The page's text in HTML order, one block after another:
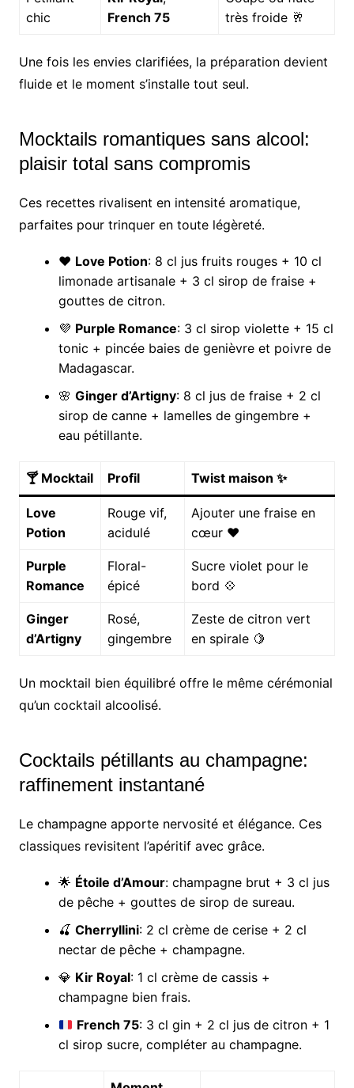
chic
French 75
très froide 🥂
Une fois les envies clarifiées, la préparation devient
fluide et le moment s’installe tout seul.
Mocktails romantiques sans alcool:
plaisir total sans compromis
Ces recettes rivalisent en intensité aromatique,
parfaites pour trinquer en toute légèreté.
❤️ Love Potion: 8 cl jus fruits rouges + 10 cl
limonade artisanale + 3 cl sirop de fraise +
gouttes de citron.
💜 Purple Romance: 3 cl sirop violette + 15 cl
tonic + pincée baies de genièvre et poivre de
Madagascar.
🌸 Ginger d’Artigny: 8 cl jus de fraise + 2 cl
sirop de canne + lamelles de gingembre +
eau pétillante.
🍸 Mocktail Profil Twist maison ✨
Love
Potion
Rouge vif,
acidulé
Ajouter une fraise en
cœur ❤️
Purple
Romance
Floral-
épicé
Sucre violet pour le
bord 💠
Ginger
d’Artigny
Rosé,
gingembre
Zeste de citron vert
en spirale 🍋
Un mocktail bien équilibré offre le même cérémonial
qu’un cocktail alcoolisé.
Cocktails pétillants au champagne:
raffinement instantané
Le champagne apporte nervosité et élégance. Ces
classiques revisitent l’apéritif avec grâce.
🌟 Étoile d’Amour: champagne brut + 3 cl jus
de pêche + gouttes de sirop de sureau.
🍒 Cherryllini: 2 cl crème de cerise + 2 cl
nectar de pêche + champagne.
💎 Kir Royal: 1 cl crème de cassis +
champagne bien frais.
French 75: 3 cl gin + 2 cl jus de citron + 1
cl sirop sucre, compléter au champagne.